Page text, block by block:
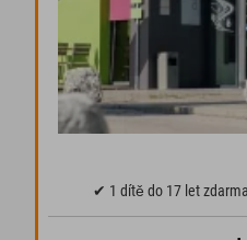
✔ 1 dítě do 17 let